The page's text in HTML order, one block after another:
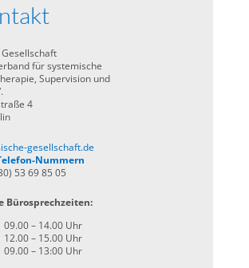
für systemische
Supervision und
4
gesellschaft.de
Nummern
53 69 85 05
Bürosprechzeiten:
09.00 – 14.00 Uhr
12.00 – 15.00 Uhr
09.00 – 13:00 Uhr